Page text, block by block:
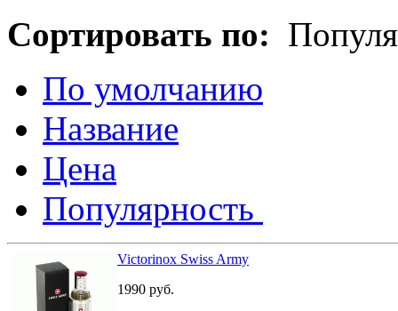
Сортировать по:
По умолчанию
Название
Цена
Популярность
Victorinox Swiss Army
1990 руб.